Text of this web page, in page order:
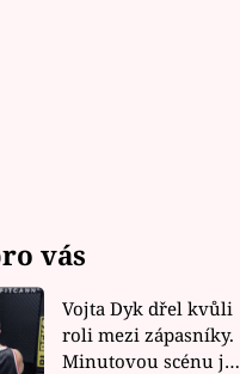
vás
Vojta Dyk dřel kvůli
roli mezi zápasníky.
Minutovou scénu jel